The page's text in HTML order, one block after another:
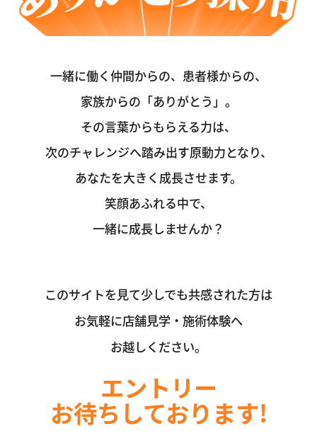
一緒に働く仲間からの、患者様からの、
家族からの「ありがとう」。
その言葉からもらえる力は、
次のチャレンジへ踏み出す原動力となり、
あなたを大きく成長させます。
笑顔あふれる中で、
一緒に成長しませんか？
このサイトを見て少しでも共感された方は
お気軽に店舗見学・施術体験へ
お越しください。
エントリー
お待ちしております!